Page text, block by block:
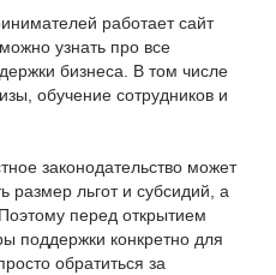
работает сайт
узнать про все
бизнеса. В том числе
обучение сотрудников и
законодательство может
размер льгот и субсидий, а
перед открытием
поддержки конкретно для
обратиться за